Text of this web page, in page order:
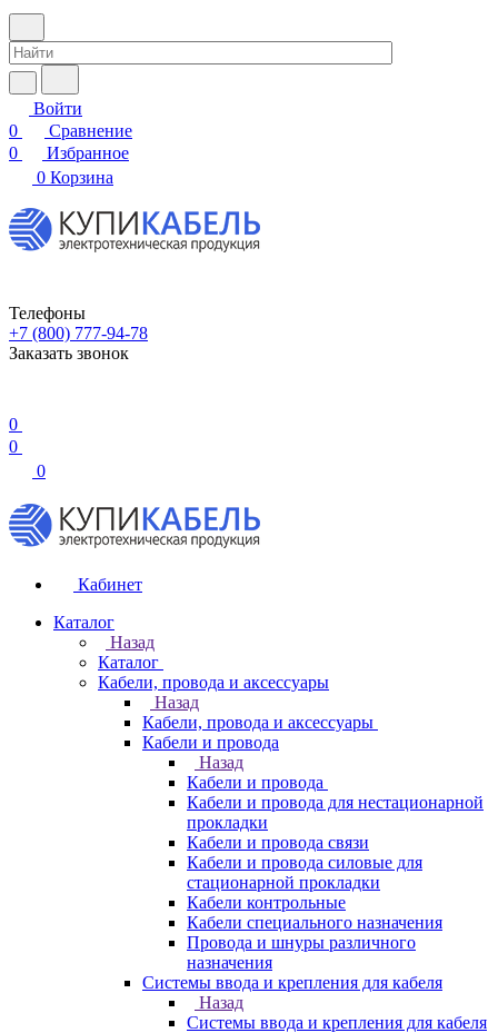
Войти
0
Сравнение
0
Избранное
0 Корзина
Телефоны
+7 (800) 777-94-78
Заказать звонок
0
0
0
Кабинет
Каталог
Назад
Каталог
Кабели, провода и аксессуары
Назад
Кабели, провода и аксессуары
Кабели и провода
Назад
Кабели и провода
Кабели и провода для нестационарной
прокладки
Кабели и провода связи
Кабели и провода силовые для
стационарной прокладки
Кабели контрольные
Кабели специального назначения
Провода и шнуры различного
назначения
Системы ввода и крепления для кабеля
Назад
Системы ввода и крепления для кабеля